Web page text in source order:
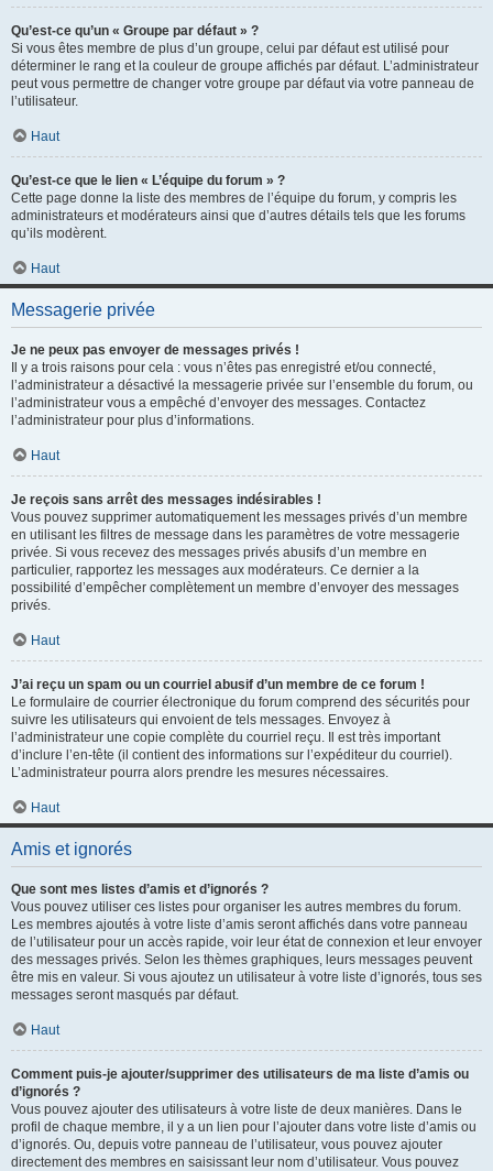
Qu’est-ce qu’un « Groupe par défaut » ?
Si vous êtes membre de plus d’un groupe, celui par défaut est utilisé pour
déterminer le rang et la couleur de groupe affichés par défaut. L’administrateur
peut vous permettre de changer votre groupe par défaut via votre panneau de
l’utilisateur.
Haut
Qu’est-ce que le lien « L’équipe du forum » ?
Cette page donne la liste des membres de l’équipe du forum, y compris les
administrateurs et modérateurs ainsi que d’autres détails tels que les forums
qu’ils modèrent.
Haut
Messagerie privée
Je ne peux pas envoyer de messages privés !
Il y a trois raisons pour cela : vous n’êtes pas enregistré et/ou connecté,
l’administrateur a désactivé la messagerie privée sur l’ensemble du forum, ou
l’administrateur vous a empêché d’envoyer des messages. Contactez
l’administrateur pour plus d’informations.
Haut
Je reçois sans arrêt des messages indésirables !
Vous pouvez supprimer automatiquement les messages privés d’un membre
en utilisant les filtres de message dans les paramètres de votre messagerie
privée. Si vous recevez des messages privés abusifs d’un membre en
particulier, rapportez les messages aux modérateurs. Ce dernier a la
possibilité d’empêcher complètement un membre d’envoyer des messages
privés.
Haut
J’ai reçu un spam ou un courriel abusif d’un membre de ce forum !
Le formulaire de courrier électronique du forum comprend des sécurités pour
suivre les utilisateurs qui envoient de tels messages. Envoyez à
l’administrateur une copie complète du courriel reçu. Il est très important
d’inclure l’en-tête (il contient des informations sur l’expéditeur du courriel).
L’administrateur pourra alors prendre les mesures nécessaires.
Haut
Amis et ignorés
Que sont mes listes d’amis et d’ignorés ?
Vous pouvez utiliser ces listes pour organiser les autres membres du forum.
Les membres ajoutés à votre liste d’amis seront affichés dans votre panneau
de l’utilisateur pour un accès rapide, voir leur état de connexion et leur envoyer
des messages privés. Selon les thèmes graphiques, leurs messages peuvent
être mis en valeur. Si vous ajoutez un utilisateur à votre liste d’ignorés, tous ses
messages seront masqués par défaut.
Haut
Comment puis-je ajouter/supprimer des utilisateurs de ma liste d’amis ou
d’ignorés ?
Vous pouvez ajouter des utilisateurs à votre liste de deux manières. Dans le
profil de chaque membre, il y a un lien pour l’ajouter dans votre liste d’amis ou
d’ignorés. Ou, depuis votre panneau de l’utilisateur, vous pouvez ajouter
directement des membres en saisissant leur nom d’utilisateur. Vous pouvez